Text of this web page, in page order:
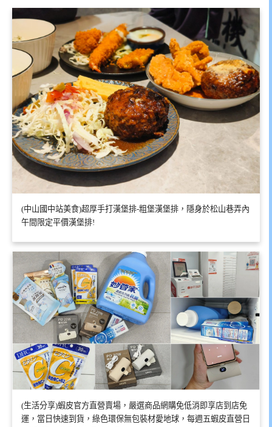
(中山國中站美食)超厚手打漢堡排-粗堡漢堡排，隱身於松山巷弄內
午間限定平價漢堡排!
(生活分享)蝦皮官方直營賣場，嚴選商品網購免低消即享店到店免
運，當日快速到貨，綠色環保無包裝材愛地球，每週五蝦皮直營日